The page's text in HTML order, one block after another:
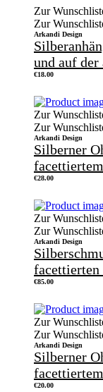
Zur
Zur
Arkandi Design
und auf der
€18.00
Zur
Zur
Arkandi Design
Silberner
€28.00
Zur
Zur
Arkandi Design
€85.00
Zur
Zur
Arkandi Design
Silberner
€20.00